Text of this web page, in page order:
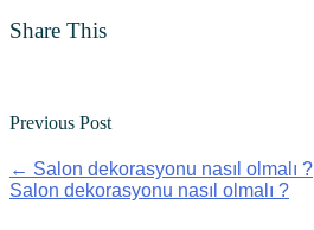
Share This
Previous Post
← Salon dekorasyonu nasıl olmalı ?
Salon dekorasyonu nasıl olmalı ?